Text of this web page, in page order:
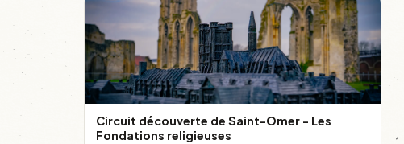
Circuit découverte de Saint-Omer - Les
Fondations religieuses